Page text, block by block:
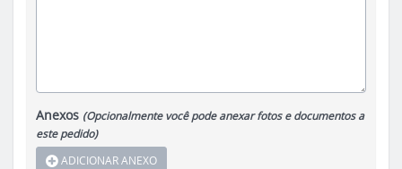
Anexos (Opcionalmente você pode anexar fotos e documentos a
este pedido)
ADICIONAR ANEXO